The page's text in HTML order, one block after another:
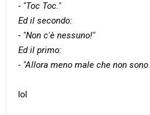
- "Toc Toc."
Ed il secondo:
- "Non c'è nessuno!"
Ed il primo:
- "Allora meno male che non
lol